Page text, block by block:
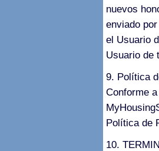
nuevos
enviado
el Usuario
Usuario de
9. Política
Conforme
Política de
10.